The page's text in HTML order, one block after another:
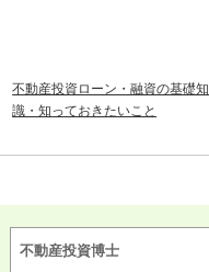
不動産投資ローン・融資の基礎知
識・知っておきたいこと
不動産投資博士